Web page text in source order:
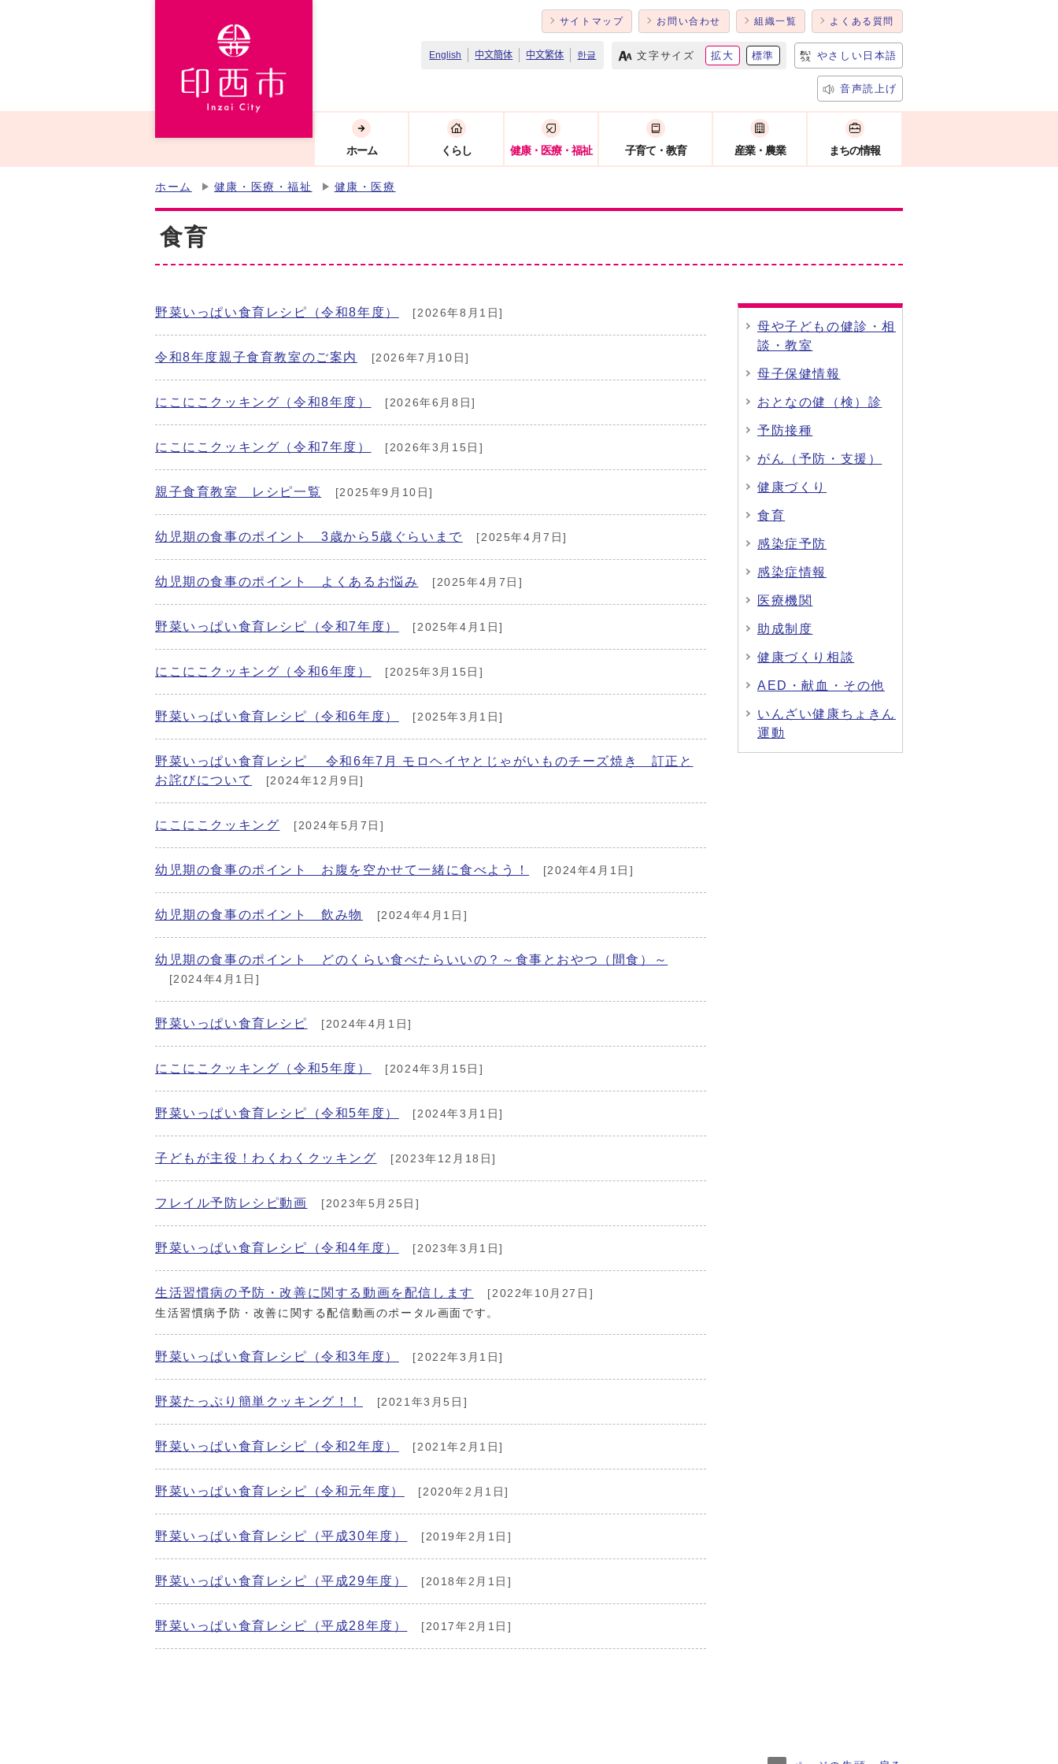
サイトマップ お問い合わせ 組織一覧 よくある質問
English 中文簡体 中文繁体 한글 文字サイズ 拡大 標準 やさしい日本語
音声読上げ
ホーム くらし 健康・医療・福祉 子育て・教育 産業・農業 まちの情報
ホーム 健康・医療・福祉 健康・医療
食育
野菜いっぱい食育レシピ（令和8年度） [2026年8月1日]
令和8年度親子食育教室のご案内 [2026年7月10日]
にこにこクッキング（令和8年度） [2026年6月8日]
にこにこクッキング（令和7年度） [2026年3月15日]
親子食育教室 レシピ一覧 [2025年9月10日]
幼児期の食事のポイント 3歳から5歳ぐらいまで [2025年4月7日]
幼児期の食事のポイント よくあるお悩み [2025年4月7日]
野菜いっぱい食育レシピ（令和7年度） [2025年4月1日]
にこにこクッキング（令和6年度） [2025年3月15日]
野菜いっぱい食育レシピ（令和6年度） [2025年3月1日]
野菜いっぱい食育レシピ 令和6年7月 モロヘイヤとじゃがいものチーズ焼き 訂正と
お詫びについて
[2024年12月9日]
にこにこクッキング [2024年5月7日]
幼児期の食事のポイント お腹を空かせて一緒に食べよう！ [2024年4月1日]
幼児期の食事のポイント 飲み物 [2024年4月1日]
幼児期の食事のポイント どのくらい食べたらいいの？～食事とおやつ（間食）～
[2024年4月1日]
野菜いっぱい食育レシピ [2024年4月1日]
にこにこクッキング（令和5年度） [2024年3月15日]
野菜いっぱい食育レシピ（令和5年度） [2024年3月1日]
子どもが主役！わくわくクッキング [2023年12月18日]
フレイル予防レシピ動画 [2023年5月25日]
野菜いっぱい食育レシピ（令和4年度） [2023年3月1日]
生活習慣病の予防・改善に関する動画を配信します
[2022年10月27日]
生活習慣病予防・改善に関する配信動画のポータル画面です。
野菜いっぱい食育レシピ（令和3年度） [2022年3月1日]
野菜たっぷり簡単クッキング！！ [2021年3月5日]
野菜いっぱい食育レシピ（令和2年度） [2021年2月1日]
野菜いっぱい食育レシピ（令和元年度） [2020年2月1日]
野菜いっぱい食育レシピ（平成30年度） [2019年2月1日]
野菜いっぱい食育レシピ（平成29年度） [2018年2月1日]
野菜いっぱい食育レシピ（平成28年度） [2017年2月1日]
母や子どもの健診・相
談・教室
母子保健情報
おとなの健（検）診
予防接種
がん（予防・支援）
健康づくり
食育
感染症予防
感染症情報
医療機関
助成制度
健康づくり相談
AED・献血・その他
いんざい健康ちょきん
運動